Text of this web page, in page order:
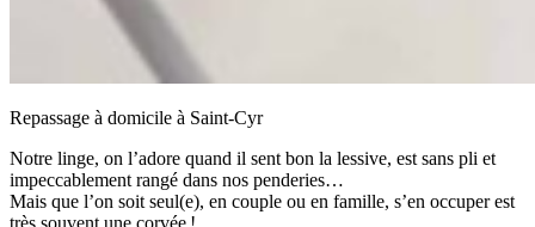
Repassage à domicile à Saint-Cyr
Notre linge, on l’adore quand il sent bon la lessive, est sans pli et
impeccablement rangé dans nos penderies…
Mais que l’on soit seul(e), en couple ou en famille, s’en occuper est
très souvent une corvée !